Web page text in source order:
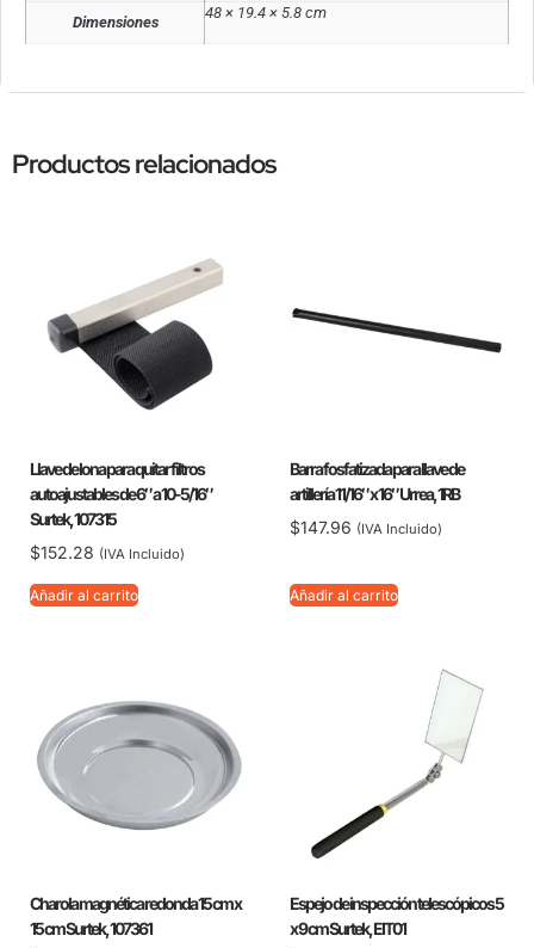
Dimensiones
48 × 19.4 × 5.8 cm
Productos relacionados
Llave de lona para quitar filtros
autoajustables de 6″ a 10-5/16″
Surtek, 107315
$152.28 (IVA Incluido)
Añadir al carrito
Barra fosfatizada para llave de
artillería 11/16″ x 16″ Urrea, 1RB
$147.96 (IVA Incluido)
Añadir al carrito
Charola magnética redonda 15 cm x
15 cm Surtek, 107361
Espejo de inspección telescópicos 5
x 9 cm Surtek, EIT01